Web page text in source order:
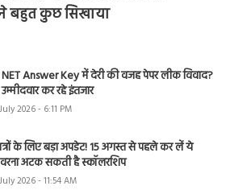
बहुत कुछ सिखाया
Answer Key में देरी की वजह पेपर लीक विवाद?
कर रहे इंतजार
2026 - 6:11 PM
के लिए बड़ा अपडेट! 15 अगस्त से पहले कर लें ये
अटक सकती है स्कॉलरशिप
2026 - 11:54 AM